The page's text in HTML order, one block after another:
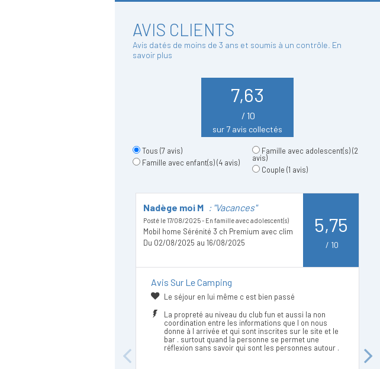
AVIS CLIENTS
Avis datés de moins de 3 ans et soumis à un contrôle. En
savoir plus
7,63
/ 10
sur 7 avis collectés
Tous (7 avis)
Famille avec enfant(s)(4 avis)
Famille avec adolescent(s)(2
avis)
Couple (1 avis)
Previous
Nadège moi M : "Vacances"
Posté le 17/08/2025 - En famille avec adolescent(s)
Mobil home Sérénité 3 ch Premium avec clim
Du 02/08/2025 au 16/08/2025
5,75
/ 10
Avis Sur Le Camping
Le séjour en lui même c est bien passé
La propreté au niveau du club fun et aussi la non
coordination entre les informations que l on nous
donne à l arrivée et qui sont inscrites sur le site et le
bar . surtout quand la personne se permet une
réflexion sans savoir qui sont les personnes autour .
Next